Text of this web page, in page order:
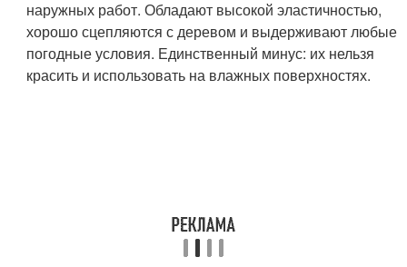
наружных работ. Обладают высокой эластичностью,
хорошо сцепляются с деревом и выдерживают любые
погодные условия. Единственный минус: их нельзя
красить и использовать на влажных поверхностях.